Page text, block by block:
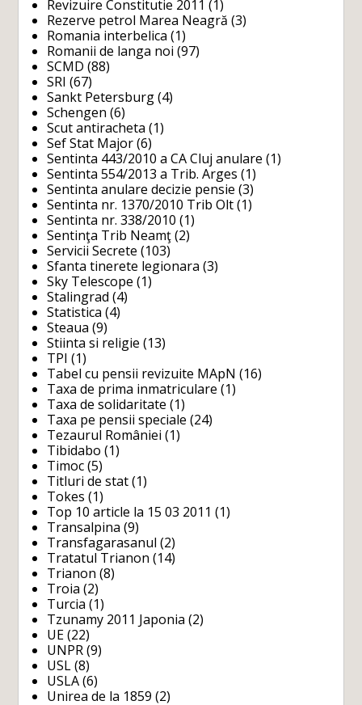
Revizuire Constitutie 2011 (1)
Rezerve petrol Marea Neagră (3)
Romania interbelica (1)
Romanii de langa noi (97)
SCMD (88)
SRI (67)
Sankt Petersburg (4)
Schengen (6)
Scut antiracheta (1)
Sef Stat Major (6)
Sentinta 443/2010 a CA Cluj anulare (1)
Sentinta 554/2013 a Trib. Arges (1)
Sentinta anulare decizie pensie (3)
Sentinta nr. 1370/2010 Trib Olt (1)
Sentinta nr. 338/2010 (1)
Sentinţa Trib Neamţ (2)
Servicii Secrete (103)
Sfanta tinerete legionara (3)
Sky Telescope (1)
Stalingrad (4)
Statistica (4)
Steaua (9)
Stiinta si religie (13)
TPI (1)
Tabel cu pensii revizuite MApN (16)
Taxa de prima inmatriculare (1)
Taxa de solidaritate (1)
Taxa pe pensii speciale (24)
Tezaurul României (1)
Tibidabo (1)
Timoc (5)
Titluri de stat (1)
Tokes (1)
Top 10 article la 15 03 2011 (1)
Transalpina (9)
Transfagarasanul (2)
Tratatul Trianon (14)
Trianon (8)
Troia (2)
Turcia (1)
Tzunamy 2011 Japonia (2)
UE (22)
UNPR (9)
USL (8)
USLA (6)
Unirea de la 1859 (2)